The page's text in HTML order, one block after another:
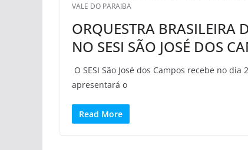
VALE DO PARAIBA
ORQUESTRA BRASILEIRA
NO SESI SÃO JOSÉ DOS
O SESI São José dos Campos recebe no
apresentará o
Read More